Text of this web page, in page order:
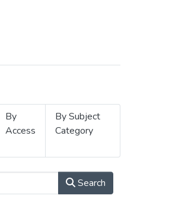
By
Access
By Subject
Category
Search